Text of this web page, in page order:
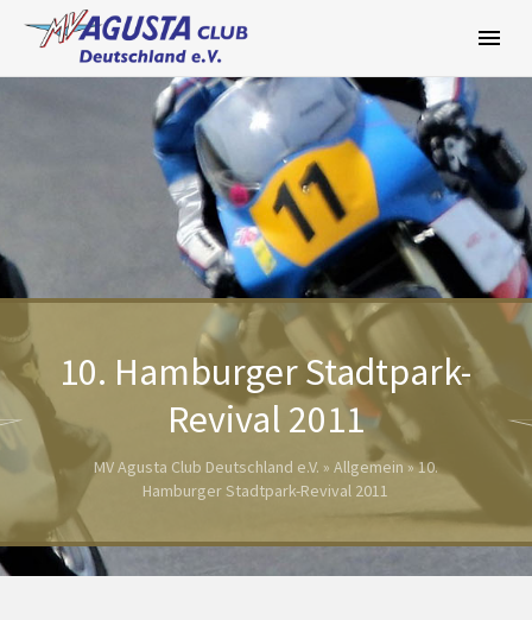
Inhalt
springen
10. Hamburger Stadtpark-
Revival 2011
MV Agusta Club Deutschland e.V. » Allgemein»10.
Hamburger Stadtpark-Revival 2011